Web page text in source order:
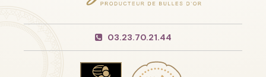
03.23.70.21.44